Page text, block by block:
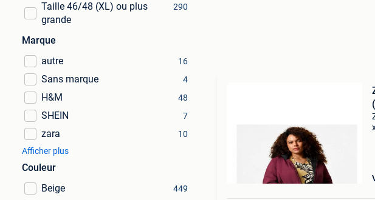
Taille 46/48 (XL) ou plus
grande
290
Marque
autre
16
Sans marque 4
H&M 48
SHEIN 7
zara
10
Afficher plus
Couleur
Beige
449